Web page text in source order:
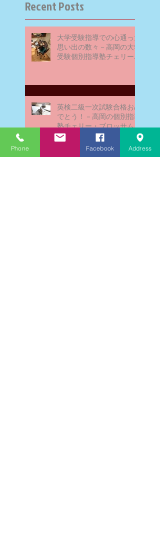
Recent Posts
大学受験指導での心通った
思い出の数々－高岡の大学
受験個別指導塾チェリー・
英検二級一次試験合格おめ
でとう！－高岡の個別指導
塾チェリー・ブロッサム
Phone Facebook Address